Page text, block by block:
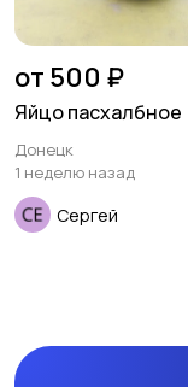
от 500 ₽
Яйцо пасхалбное
Донецк
1 неделю назад
Сергей